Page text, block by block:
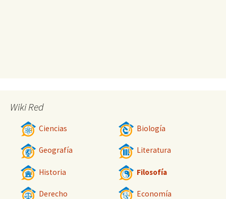
Wiki Red
Ciencias Biología
Geografía Literatura
Historia Filosofía
Derecho Economía